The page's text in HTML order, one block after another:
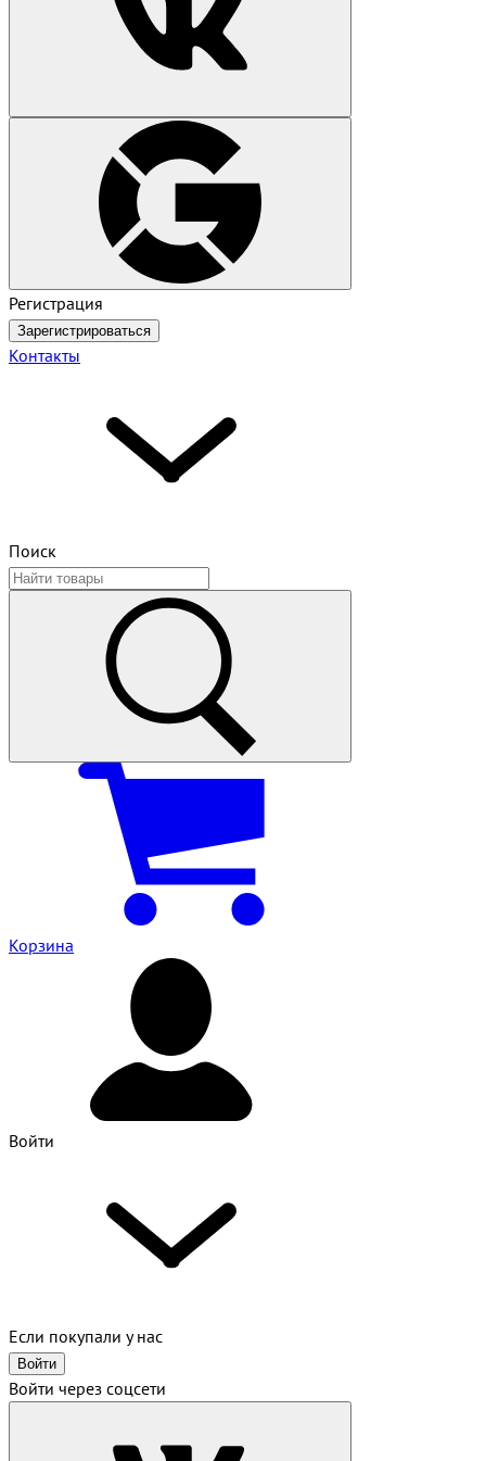
Регистрация
Зарегистрироваться
Контакты
Поиск
Корзина
Войти
Если покупали у нас
Войти
Войти через соцсети